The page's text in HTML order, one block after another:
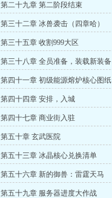
第二十九章 第二阶段结束
第三十二章 冰兽袭击（四章哈）
第三十五章 收割999大区
第三十八章 全员准备，装载新装备
第四十一章 初级能源熔炉核心图纸
第四十四章 安排，入城
第四十七章 商业街入驻
第五十章 玄武医院
第五十三章 冰晶核心兑换清单
第五十六章 新的御兽：雷霆天马
第五十九章 服务器进度大作战